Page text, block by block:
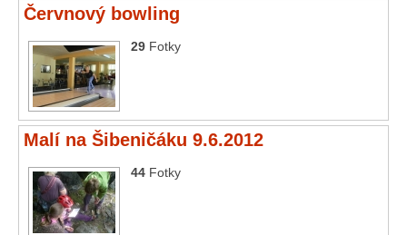
Červnový bowling
29 Fotky
Malí na Šibeničáku 9.6.2012
44 Fotky